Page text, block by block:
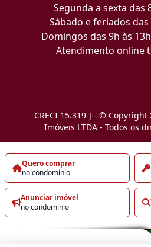
Quero comprar
no condomínio
Anunciar imóvel
no condomínio
Segunda a sexta das
Sábado e feriados
Domingos das 9h às
Atendimento online
CRECI 15.319-J - ©
Imóveis LTDA - Todos os